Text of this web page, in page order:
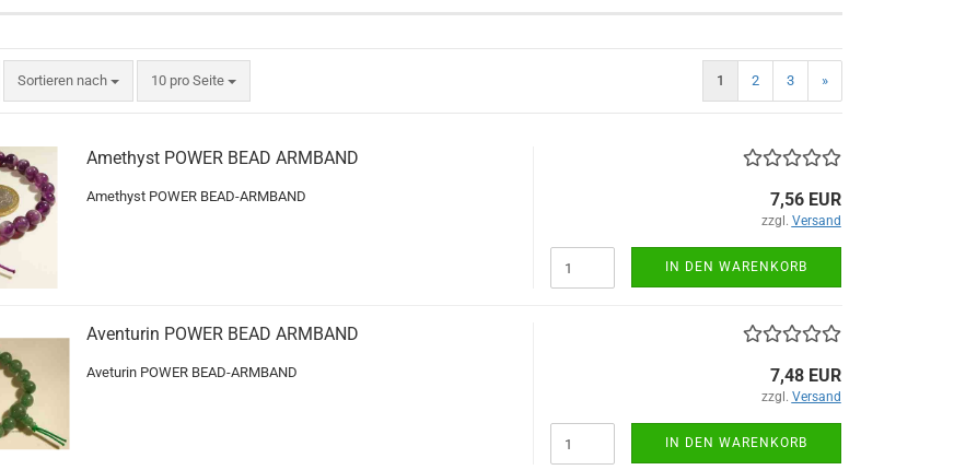
Sortieren nach
Sortieren nach 10 pro Seite
pro Seite 1 2 3 »
Amethyst POWER BEAD ARMBAND
Amethyst POWER BEAD-ARMBAND 7,56 EUR
zzgl. Versand
IN DEN WARENKORB
Aventurin POWER BEAD ARMBAND
Aveturin POWER BEAD-ARMBAND 7,48 EUR
zzgl. Versand
IN DEN WARENKORB